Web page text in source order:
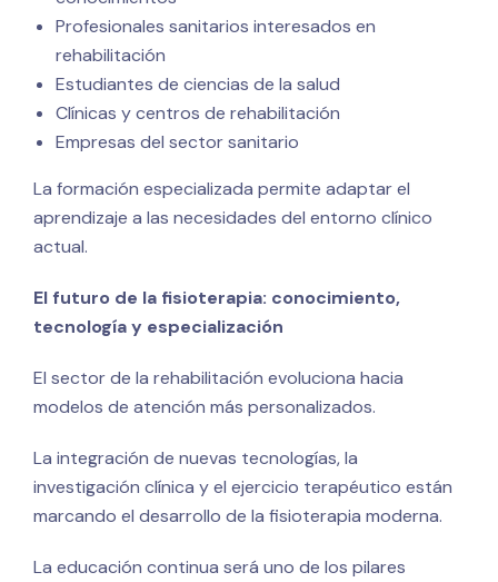
Profesionales sanitarios interesados en
rehabilitación
Estudiantes de ciencias de la salud
Clínicas y centros de rehabilitación
Empresas del sector sanitario
La formación especializada permite adaptar el
aprendizaje a las necesidades del entorno clínico
actual.
El futuro de la fisioterapia: conocimiento,
tecnología y especialización
El sector de la rehabilitación evoluciona hacia
modelos de atención más personalizados.
La integración de nuevas tecnologías, la
investigación clínica y el ejercicio terapéutico están
marcando el desarrollo de la fisioterapia moderna.
La educación continua será uno de los pilares